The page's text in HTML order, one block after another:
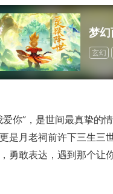
梦
玄幻
爱你”，是世间最真挚的
是月老祠前许下三生三
勇敢表达，遇到那个让